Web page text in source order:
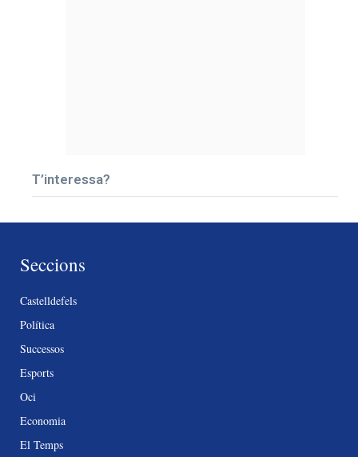
T’interessa?
Seccions
Castelldefels
Política
Successos
Esports
Oci
Economia
El Temps